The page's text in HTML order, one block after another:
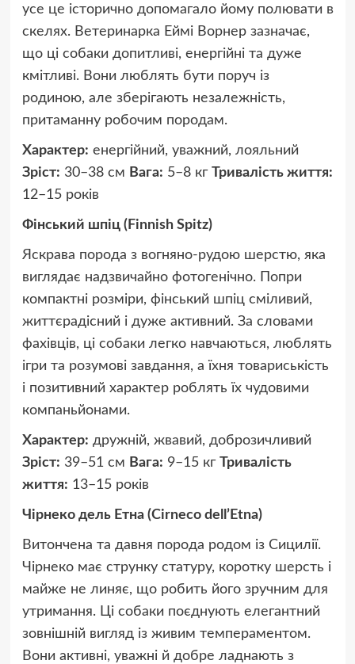
усе це історично допомагало йому полювати в
скелях. Ветеринарка Еймі Ворнер зазначає,
що ці собаки допитливі, енергійні та дуже
кмітливі. Вони люблять бути поруч із
родиною, але зберігають незалежність,
притаманну робочим породам.
Характер: енергійний, уважний, лояльний
Зріст: 30–38 см Вага: 5–8 кг Тривалість життя:
12–15 років
Фінський шпіц (Finnish Spitz)
Яскрава порода з вогняно-рудою шерстю, яка
виглядає надзвичайно фотогенічно. Попри
компактні розміри, фінський шпіц сміливий,
життєрадісний і дуже активний. За словами
фахівців, ці собаки легко навчаються, люблять
ігри та розумові завдання, а їхня товариськість
і позитивний характер роблять їх чудовими
компаньйонами.
Характер: дружній, жвавий, доброзичливий
Зріст: 39–51 см Вага: 9–15 кг Тривалість
життя: 13–15 років
Чірнеко дель Етна (Cirneco dell’Etna)
Витончена та давня порода родом із Сицилії.
Чірнеко має струнку статуру, коротку шерсть і
майже не линяє, що робить його зручним для
утримання. Ці собаки поєднують елегантний
зовнішній вигляд із живим темпераментом.
Вони активні, уважні й добре ладнають з